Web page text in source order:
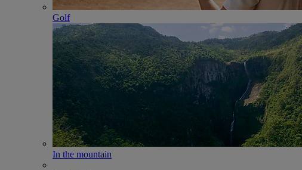
Golf
In the mountain